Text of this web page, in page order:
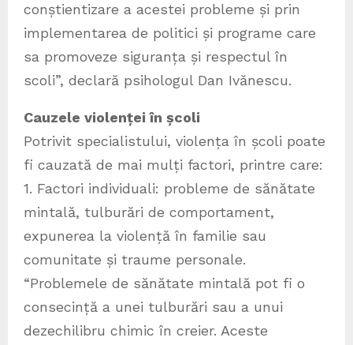
conștientizare a acestei probleme și prin
implementarea de politici și programe care
sa promoveze siguranța și respectul în
scoli”, declară psihologul Dan Ivănescu.
Cauzele violenței în școli
Potrivit specialistului, violența în școli poate
fi cauzată de mai mulți factori, printre care:
1. Factori individuali: probleme de sănătate
mintală, tulburări de comportament,
expunerea la violență în familie sau
comunitate și traume personale.
“Problemele de sănătate mintală pot fi o
consecință a unei tulburări sau a unui
dezechilibru chimic în creier. Aceste